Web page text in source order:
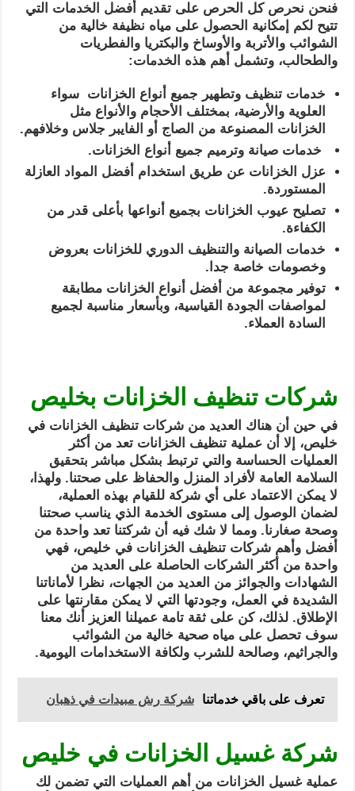
فنحن نحرص كل الحرص على تقديم أفضل الخدمات التي
تتيح لكم إمكانية الحصول على مياه نظيفة خالية من
الشوائب والأتربة والأوساخ والبكتريا والفطريات
والطحالب، وتشمل أهم هذه الخدمات:
خدمات تنظيف وتطهير جميع أنواع الخزانات سواء
العلوية والأرضية، بمختلف الأحجام والأنواع مثل
الخزانات المصنوعة من الصاج أو الفايبر جلاس وخلافهم.
خدمات صيانة وترميم جميع أنواع الخزانات.
عزل الخزانات عن طريق استخدام أفضل المواد العازلة
المستوردة.
تصليح عيوب الخزانات بجميع أنواعها بأعلى قدر من
الكفاءة.
خدمات الصيانة والتنظيف الدوري للخزانات بعروض
وخصومات خاصة جدا.
توفير مجموعة من أفضل أنواع الخزانات مطابقة
لمواصفات الجودة القياسية، وبأسعار مناسبة لجميع
السادة العملاء.
شركات تنظيف الخزانات بخليص
في حين أن هناك العديد من شركات تنظيف الخزانات في
خليص، إلا أن عملية تنظيف الخزانات تعد من أكثر
العمليات الحساسة والتي ترتبط بشكل مباشر بتحقيق
السلامة العامة لأفراد المنزل والحفاظ على صحتنا. ولهذا،
لا يمكن الاعتماد على أي شركة للقيام بهذه العملية،
لضمان الوصول إلى مستوى الخدمة الذي يناسب صحتنا
وصحة صغارنا. ومما لا شك فيه أن شركتنا تعد واحدة من
أفضل وأهم شركات تنظيف الخزانات في خليص، فهي
واحدة من أكثر الشركات الحاصلة على العديد من
الشهادات والجوائز من العديد من الجهات، نظرا لأماناتنا
الشديدة في العمل، وجودتها التي لا يمكن مقارنتها على
الإطلاق. لذلك، كن على ثقة تامة عميلنا العزيز أنك معنا
سوف تحصل على مياه صحية خالية من الشوائب
والجراثيم، وصالحة للشرب ولكافة الاستخدامات اليومية.
تعرف على باقي خدماتنا شركة رش مبيدات في ذهبان
شركة غسيل الخزانات في خليص
عملية غسيل الخزانات من أهم العمليات التي تضمن لك